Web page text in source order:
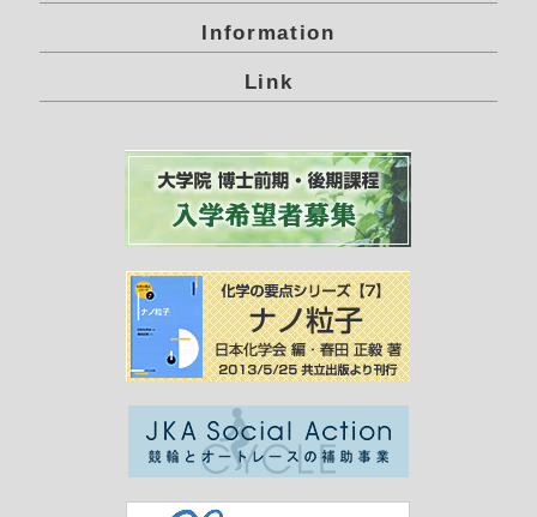
Information
Link